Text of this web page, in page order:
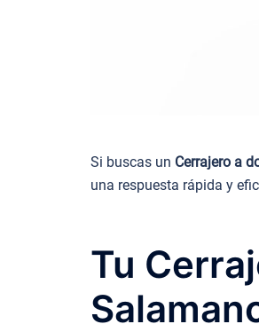
Si buscas un Cerrajero a
una respuesta rápida y
Tu